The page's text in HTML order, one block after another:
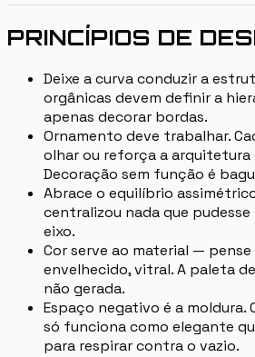
PRINCÍPIOS DE
Deixe a curva conduzir a
orgânicas devem definir a
apenas decorar bordas.
Ornamento deve trabalhar.
olhar ou reforça a
Decoração sem função é
Abrace o equilíbrio
centralizou nada que
eixo.
Cor serve ao material —
envelhecido, vitral. A paleta
não gerada.
Espaço negativo é a moldura.
só funciona como elegante
para respirar contra o vazio.